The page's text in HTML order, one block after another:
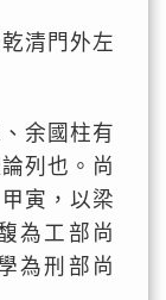
清門外左
余國柱有
列也。尚
寅，以梁
為工部尚
為刑部尚